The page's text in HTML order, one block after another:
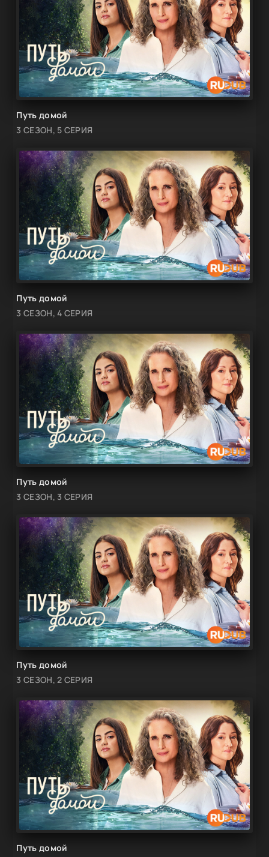
Путь домой
3 СЕЗОН, 5 СЕРИЯ
Путь домой
3 СЕЗОН, 4 СЕРИЯ
Путь домой
3 СЕЗОН, 3 СЕРИЯ
Путь домой
3 СЕЗОН, 2 СЕРИЯ
Путь домой